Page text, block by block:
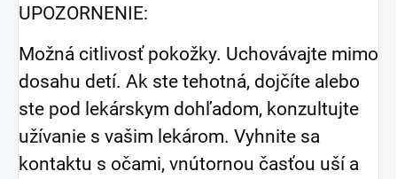
UPOZORNENIE:
Možná citlivosť pokožky. Uchovávajte mimo
dosahu detí. Ak ste tehotná, dojčíte alebo
ste pod lekárskym dohľadom, konzultujte
užívanie s vašim lekárom. Vyhnite sa
kontaktu s očami, vnútornou časťou uší a